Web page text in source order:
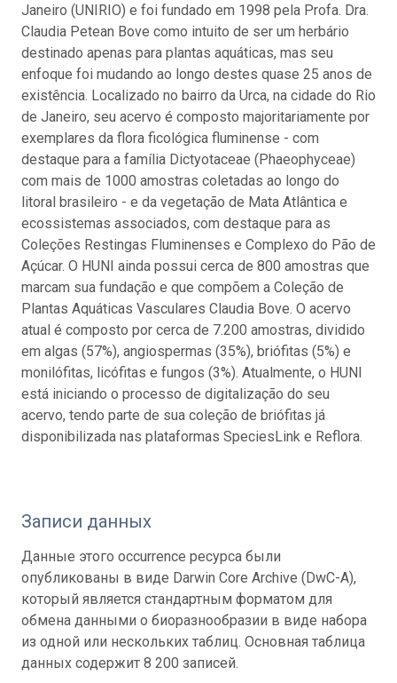
Janeiro (UNIRIO) e foi fundado em 1998 pela Profa. Dra.
Claudia Petean Bove como intuito de ser um herbário
destinado apenas para plantas aquáticas, mas seu
enfoque foi mudando ao longo destes quase 25 anos de
existência. Localizado no bairro da Urca, na cidade do Rio
de Janeiro, seu acervo é composto majoritariamente por
exemplares da flora ficológica fluminense - com
destaque para a família Dictyotaceae (Phaeophyceae)
com mais de 1000 amostras coletadas ao longo do
litoral brasileiro - e da vegetação de Mata Atlântica e
ecossistemas associados, com destaque para as
Coleções Restingas Fluminenses e Complexo do Pão de
Açúcar. O HUNI ainda possui cerca de 800 amostras que
marcam sua fundação e que compõem a Coleção de
Plantas Aquáticas Vasculares Claudia Bove. O acervo
atual é composto por cerca de 7.200 amostras, dividido
em algas (57%), angiospermas (35%), briófitas (5%) e
monilófitas, licófitas e fungos (3%). Atualmente, o HUNI
está iniciando o processo de digitalização do seu
acervo, tendo parte de sua coleção de briófitas já
disponibilizada nas plataformas SpeciesLink e Reflora.
Записи данных
Данные этого occurrence ресурса были
опубликованы в виде Darwin Core Archive (DwC-A),
который является стандартным форматом для
обмена данными о биоразнообразии в виде набора
из одной или нескольких таблиц. Основная таблица
данных содержит 8 200 записей.